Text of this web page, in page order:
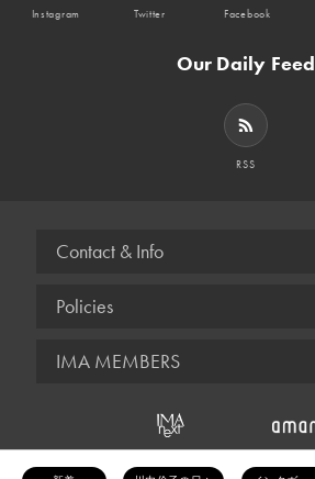
Instagram Twitter Facebook
Our Daily Feed
RSS
Contact & Info
Policies
IMA MEMBERS